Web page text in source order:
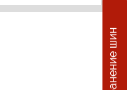
Хранение шин